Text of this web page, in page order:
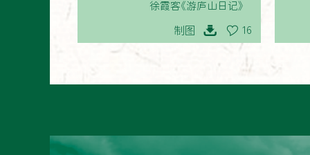
徐霞客《游庐山日记》
制图 16